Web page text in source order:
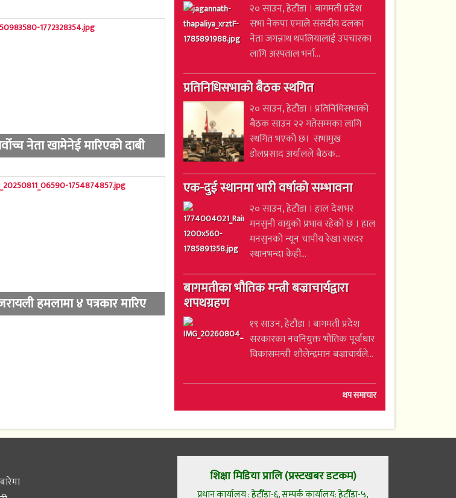
नेता खामेनेई मारिएको दाबी
हमलामा ४ पत्रकार मारिए
२० साउन, हेटौंडा । बागमती प्रदेश
सभा नेकपा एमाले संसदीय दलका
नेता जगन्नाथ थपलियालाई उपचारका
लागि अस्पताल भर्ना...
प्रतिनिधिसभाको बैठक स्थगित
२० साउन, हेटौंडा । प्रतिनिधिसभाको
बैठक साउन २२ गतेसम्मका लागि
स्थगित भएको छ। सभामुख
डोलप्रसाद अर्यालले बैठक...
एक-दुई स्थानमा भारी वर्षाको सम्भावना
२० साउन, हेटौंडा । हाल देशभर
मनसुनी वायुको प्रभाव रहेको छ । हाल
मनसुनको न्यून चापीय रेखा सरदर
स्थानभन्दा केही...
बागमतीका भौतिक मन्त्री बज्राचार्यद्वारा
शपथग्रहण
१९ साउन, हेटौंडा । बागमती प्रदेश
सरकारका नवनियुक्त भौतिक पूर्वाधार
विकासमन्त्री शौलेन्द्रमान बज्राचार्यले...
थप समाचार
शिक्षा मिडिया प्रालि (प्रस्टखबर डटकम)
प्रधान कार्यालय : हेटौँडा-६, सम्पर्क कार्यालय: हेटौँडा-५,